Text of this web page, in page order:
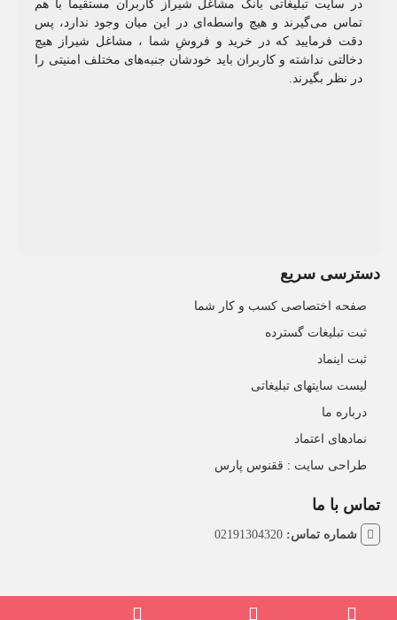
در سایت تبلیغاتی بانک مشاغل شیراز کاربران مستقیما با هم
تماس می‌گیرند و هیچ واسطه‌ای در این میان وجود ندارد، پس
دقت فرمایید که در خرید و فروشِ شما ، مشاغل شیراز هیچ
دخالتی نداشته و کاربران باید خودشان جنبه‌های مختلف امنیتی را
در نظر بگیرند.
دسترسی سریع
صفحه اختصاصی کسب و کار شما
ثبت تبلیغات گسترده
ثبت اینماد
لیست سایتهای تبلیغاتی
درباره ما
نمادهای اعتماد
طراحی سایت : ققنوس پارس
تماس با ما
شماره تماس:02191304320